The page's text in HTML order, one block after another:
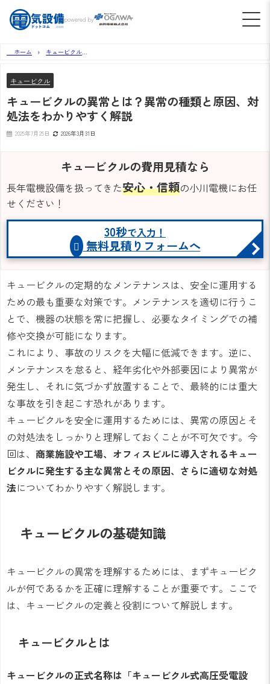
powered by
ホーム
キュービクル
キュービクル
キュービクルの異常とは？異常の種類と原因、対
処法をわかりやすく解説
2025年7月25日 2026年3月31日
キュービクルの費用見積なら
長年電機設備を扱ってきた安心・信頼の小川電機にお任
せください！
30秒で入力！
無料見積りフォームへ
キュービクルの定期的なメンテナンスは、安全に運用する
ための最も重要な対策です。メンテナンスを適切に行うこ
とで、機器の状態を常に把握し、必要なタイミングでの補
修や交換が可能になります。
これにより、事故のリスクを大幅に低減できます。逆に、
メンテナンスを怠ると、経年劣化や外部要因により異常が
発生し、それに気づかず放置することで、最終的には重大
な事故を引き起こす恐れがあります。
キュービクルを安全に運用するためには、異常の原因とそ
の対処法をしっかりと理解しておくことが不可欠です。今
回は、 商業施設や工場、オフィスビルに導入されるキュー
ビクルに発生する主な異常とその原因、さらに適切な対処
法についてわかりやすく解説します。
キュービクルの基礎知識
キュービクルの異常を理解するためには、まずキュービク
ルが何であるかを正確に理解することが重要です。ここで
は、キュービクルの定義と役割について解説します。
キュービクルとは
キュービクルの正式名称は「キュービクル式高圧受電設